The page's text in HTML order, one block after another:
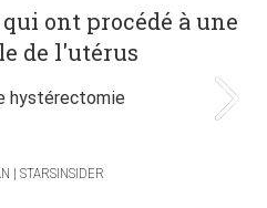
ont procédé à une
de l'utérus
| STARSINSIDER